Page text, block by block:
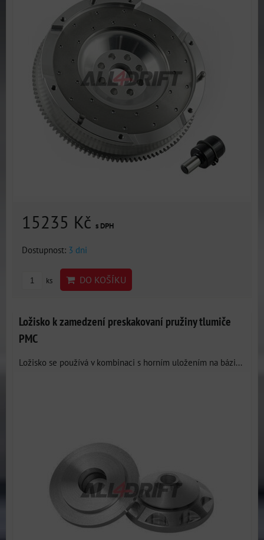
15235 Kč s DPH
Dostupnost: 3 dni
ks DO KOŠÍKU
Ložisko k zamedzení preskakovaní pružiny tlumiče
PMC
Ložisko se používá v kombinaci s horním uložením na bázi...